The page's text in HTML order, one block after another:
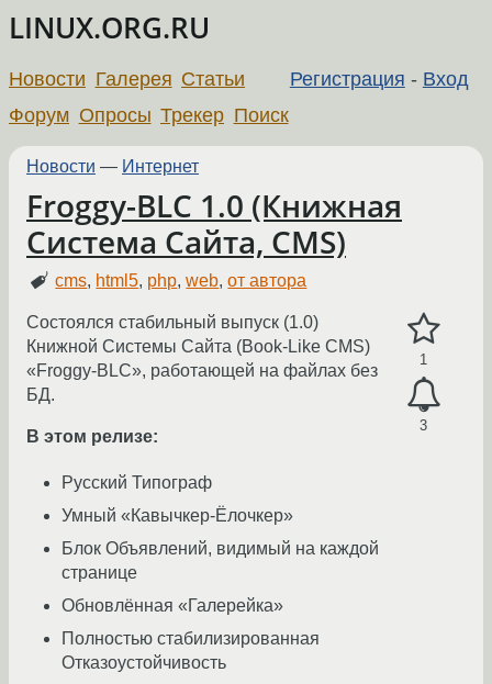
LINUX.ORG.RU
Регистрация - Вход
Новости Галерея Статьи
Форум Опросы Трекер Поиск
Новости — Интернет
Froggy-BLC 1.0 (Книжная
Система Сайта, CMS)
cms, html5, php,web,от автора
1
3
Состоялся стабильный выпуск (1.0)
Книжной Системы Сайта (Book-Like CMS)
«Froggy-BLC», работающей на файлах без
БД.
В этом релизе:
Русский Типограф
Умный «Кавычкер-Ёлочкер»
Блок Объявлений, видимый на каждой
странице
Обновлённая «Галерейка»
Полностью стабилизированная
Отказоустойчивость